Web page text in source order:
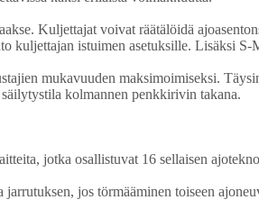
Kuljettajat voivat räätälöidä
kuljettajan istuimen asetuksille. Lisäksi
mukavuuden maksimoimiseksi.
kolmannen penkkirivin takana.
jotka osallistuvat 16 sellaisen
jos törmääminen toiseen